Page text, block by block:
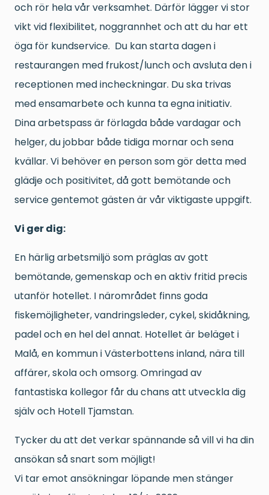
och rör hela vår verksamhet. Därför lägger vi stor
vikt vid flexibilitet, noggrannhet och att du har ett
öga för kundservice. Du kan starta dagen i
restaurangen med frukost/lunch och avsluta den i
receptionen med incheckningar. Du ska trivas
med ensamarbete och kunna ta egna initiativ.
Dina arbetspass är förlagda både vardagar och
helger, du jobbar både tidiga mornar och sena
kvällar. Vi behöver en person som gör detta med
glädje och positivitet, då gott bemötande och
service gentemot gästen är vår viktigaste uppgift.
Vi ger dig:
En härlig arbetsmiljö som präglas av gott
bemötande, gemenskap och en aktiv fritid precis
utanför hotellet. I närområdet finns goda
fiskemöjligheter, vandringsleder, cykel, skidåkning,
padel och en hel del annat. Hotellet är beläget i
Malå, en kommun i Västerbottens inland, nära till
affärer, skola och omsorg. Omringad av
fantastiska kollegor får du chans att utveckla dig
själv och Hotell Tjamstan.
Tycker du att det verkar spännande så vill vi ha din
ansökan så snart som möjligt!
Vi tar emot ansökningar löpande men stänger